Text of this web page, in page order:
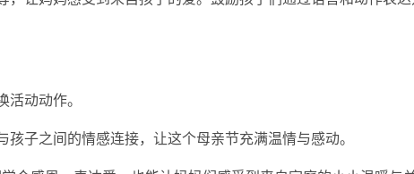
动动作。
子之间的情感连接，让这个母亲节充满温情与感动。